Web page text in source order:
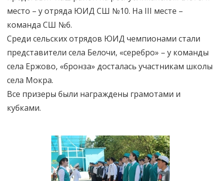
место – у отряда ЮИД СШ №10. На III месте –
команда СШ №6.
Среди сельских отрядов ЮИД чемпионами стали
представители села Белочи, «серебро» – у команды
села Ержово, «бронза» досталась участникам школы
села Мокра.
Все призеры были награждены грамотами и
кубками.